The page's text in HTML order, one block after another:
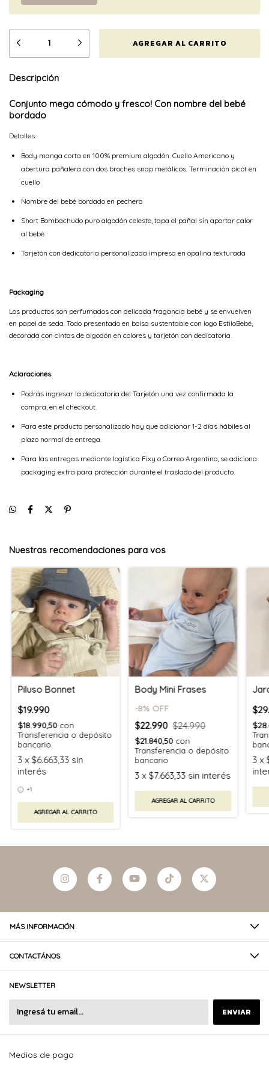
Descripción
Conjunto mega cómodo y fresco! Con nombre del bebé
bordado
Detalles:
Body manga corta en 100% premium algodón. Cuello Americano y
abertura pañalera con dos broches snap metálicos. Terminación picót en
cuello
Nombre del bebé bordado en pechera
Short Bombachudo puro algodón celeste, tapa el pañal sin aportar calor
al bebé
Tarjetón con dedicatoria personalizada impresa en opalina texturada
Packaging
Los productos son perfumados con delicada fragancia bebé y se envuelven
en papel de seda. Todo presentado en bolsa sustentable con logo EstiloBebé,
decorada con cintas de algodón en colores y tarjetón con dedicatoria.
Aclaraciones
Podrás ingresar la dedicatoria del Tarjetón una vez confirmada la
compra, en el checkout.
Para este producto personalizado hay que adicionar 1-2 días hábiles al
plazo normal de entrega.
Para las entregas mediante logística Fixy o Correo Argentino, se adiciona
packaging extra para protección durante el traslado del producto.
Nuestras recomendaciones para vos
Piluso Bonnet
$19.990
$18.990,50 con
Transferencia o depósito
bancario
3 x $6.663,33 sin
interés
+1
AGREGAR AL CARRITO
Body Mini Frases
-8% OFF
$22.990 $24.990
$21.840,50 con
Transferencia o depósito
bancario
3 x $7.663,33 sin interés
AGREGAR AL CARRITO
3 x
MÁS INFORMACIÓN
CONTACTÁNOS
NEWSLETTER
Medios de pago